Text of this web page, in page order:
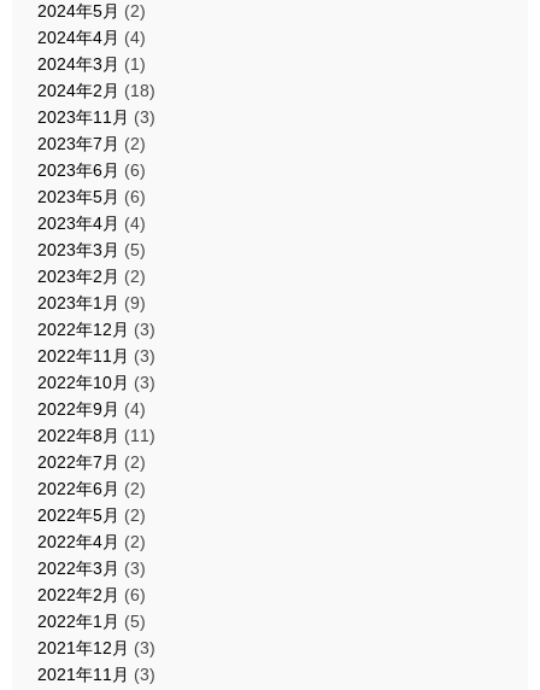
2024年5月 (2)
2024年4月 (4)
2024年3月 (1)
2024年2月 (18)
2023年11月 (3)
2023年7月 (2)
2023年6月 (6)
2023年5月 (6)
2023年4月 (4)
2023年3月 (5)
2023年2月 (2)
2023年1月 (9)
2022年12月 (3)
2022年11月 (3)
2022年10月 (3)
2022年9月 (4)
2022年8月 (11)
2022年7月 (2)
2022年6月 (2)
2022年5月 (2)
2022年4月 (2)
2022年3月 (3)
2022年2月 (6)
2022年1月 (5)
2021年12月 (3)
2021年11月 (3)